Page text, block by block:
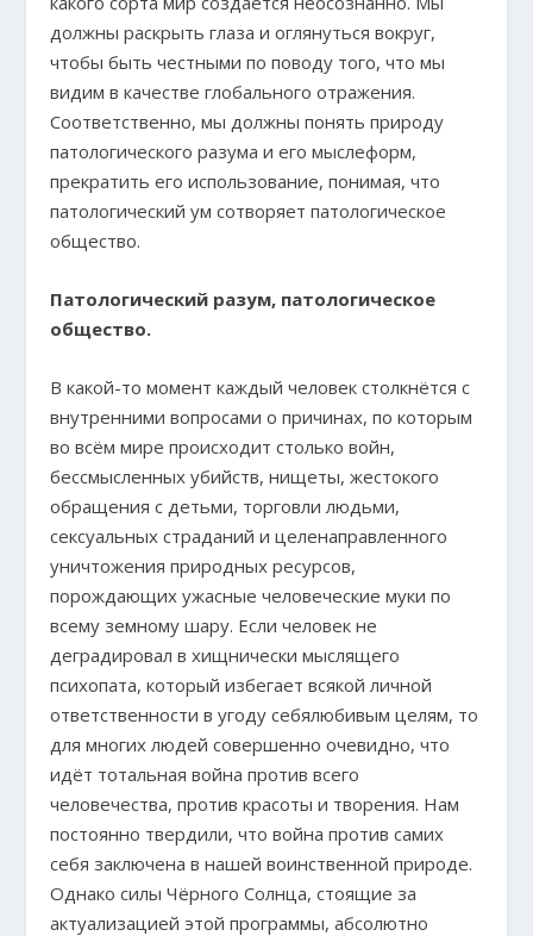
должны раскрыть глаза и оглянуться вокруг,
чтобы быть честными по поводу того, что мы
видим в качестве глобального отражения.
Соответственно, мы должны понять природу
патологического разума и его мыслеформ,
прекратить его использование, понимая, что
патологический ум сотворяет патологическое
общество.
Патологический разум, патологическое
общество.
В какой-то момент каждый человек столкнётся с
внутренними вопросами о причинах, по которым
во всём мире происходит столько войн,
бессмысленных убийств, нищеты, жестокого
обращения с детьми, торговли людьми,
сексуальных страданий и целенаправленного
уничтожения природных ресурсов,
порождающих ужасные человеческие муки по
всему земному шару. Если человек не
деградировал в хищнически мыслящего
психопата, который избегает всякой личной
ответственности в угоду себялюбивым целям, то
для многих людей совершенно очевидно, что
идёт тотальная война против всего
человечества, против красоты и творения. Нам
постоянно твердили, что война против самих
себя заключена в нашей воинственной природе.
Однако силы Чёрного Солнца, стоящие за
актуализацией этой программы, абсолютно